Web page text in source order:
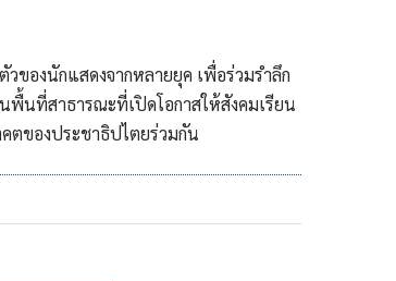
ของนักแสดงจากหลายยุค เพื่อร่วมรำลึก
พื้นที่สาธารณะที่เปิดโอกาสให้สังคมเรียน
ตของประชาธิปไตยร่วมกัน